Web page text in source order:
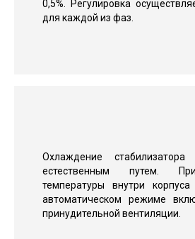
0,5%. Регулировка
для каждой из фаз.
Охлаждение стабилизатора
естественным путем.
температуры внутри
автоматическом режиме
принудительной вентиляции.